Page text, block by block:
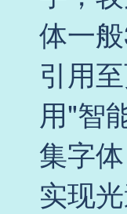
体一
引用
用"智
集字
实现光